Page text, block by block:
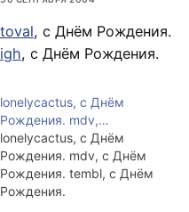
toval, с Днём Рождения.
igh, с Днём Рождения.
lonelycactus, с Днём
Рождения. mdv,…
lonelycactus, с Днём
Рождения. mdv, с Днём
Рождения. tembl, с Днём
Рождения.